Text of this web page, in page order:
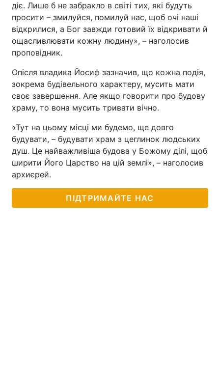
діє. Лише б не забракло в світі тих, які будуть
просити – змилуйся, помилуй нас, щоб очі наші
відкрилися, а Бог завжди готовий їх відкривати й
ощасливлювати кожну людину», – наголосив
проповідник.
Опісля владика Йосиф зазначив, що кожна подія,
зокрема будівельного характеру, мусить мати
своє завершення. Але якщо говорити про будову
храму, то вона мусить тривати вічно.
«Тут на цьому місці ми будемо, ще довго
будувати, – будувати храм з цеглинок людських
душ. Це найважливіша будова у Божому ділі, щоб
ширити Його Царство на цій землі», – наголосив
архиєрей.
ПІДТРИМАЙТЕ НАС